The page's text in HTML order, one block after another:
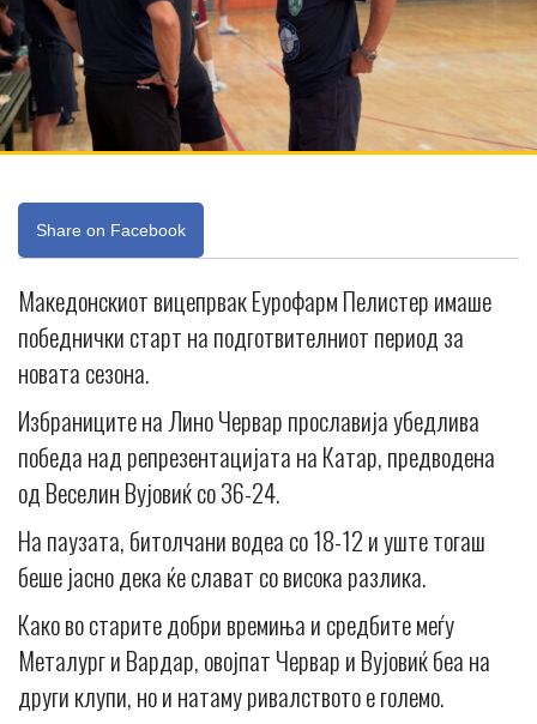
Share on Facebook
Македонскиот вицепрвак Еурофарм Пелистер имаше
победнички старт на подготвителниот период за
новата сезона.
Избраниците на Лино Червар прославија убедлива
победа над репрезентацијата на Катар, предводена
од Веселин Вујовиќ со 36-24.
На паузата, битолчани водеа со 18-12 и уште тогаш
беше јасно дека ќе слават со висока разлика.
Како во старите добри времиња и средбите меѓу
Металург и Вардар, овојпат Червар и Вујовиќ беа на
други клупи, но и натаму ривалството е големо.